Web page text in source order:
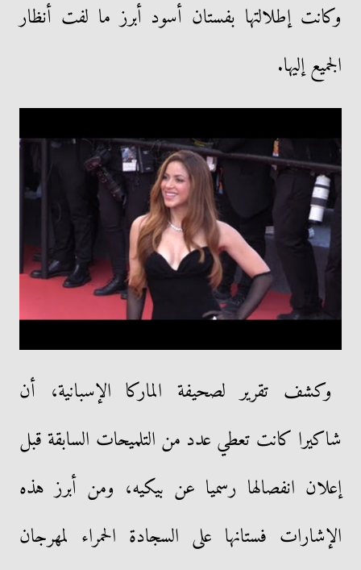
وكانت إطلالتها بفستان أسود أبرز ما لفت أنظار
الجميع إليها.
وكشف تقرير لصحيفة الماركا الإسبانية، أن
شاكيرا كانت تعطي عدد من التلميحات السابقة قبل
إعلان انفصالها رسميا عن بيكيه، ومن أبرز هذه
الإشارات فستانها على السجادة الحمراء لمهرجان